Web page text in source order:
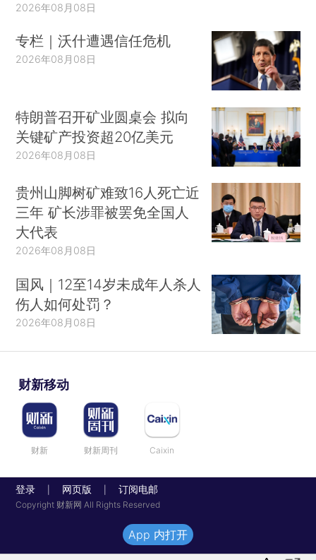
2026年08月08日
专栏｜沃什遭遇信任危机
2026年08月08日
特朗普召开矿业圆桌会 拟向
关键矿产投资超20亿美元
2026年08月08日
贵州山脚树矿难致16人死亡近
三年 矿长涉罪被罢免全国人
大代表
2026年08月08日
国风｜12至14岁未成年人杀人
伤人如何处罚？
2026年08月08日
财新移动
财新 财新周刊 Caixin
登录 网页版 订阅电邮
Copyright 财新网 All Rights Reserved
App 内打开